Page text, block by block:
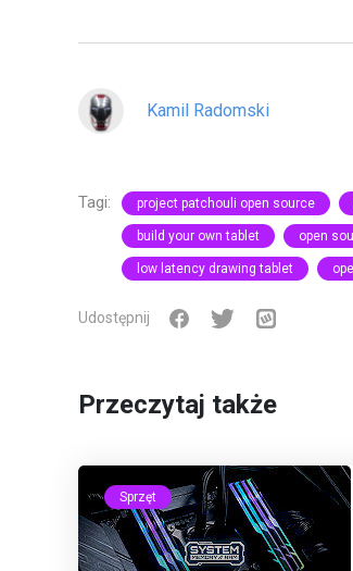
Kamil Radomski
Tagi: project patchouli open source
build your own tablet open
low latency drawing tablet
Udostępnij
Przeczytaj także
Sprzęt